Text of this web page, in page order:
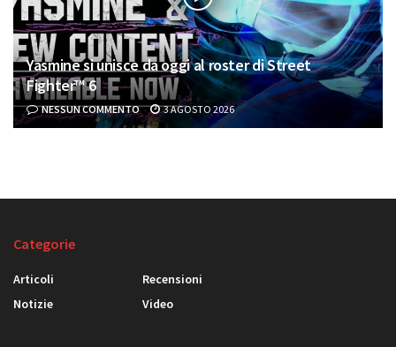
Yasmine si unisce da oggi al roster di Street
Fighter™ 6
NESSUN COMMENTO 3 AGOSTO 2026
Categorie
Articoli
Notizie
Recensioni
Video